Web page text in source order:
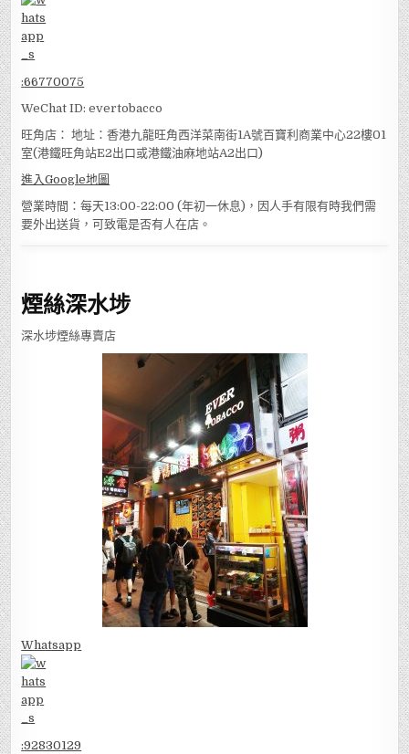
:66770075
WeChat ID: evertobacco
旺角店： 地址：香港九龍旺角西洋菜南街1A號百寶利商業中心22樓01
室(港鐵旺角站E2出口或港鐵油麻地站A2出口)
進入Google地圖
營業時間：每天13:00-22:00 (年初一休息)，因人手有限有時我們需
要外出送貨，可致電是否有人在店。
煙絲深水埗
深水埗煙絲專賣店
Whatsapp
:92830129